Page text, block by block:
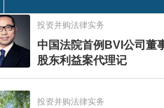
投资并购法律实务
中国法院首例BVI公司董
股东利益案代理记
投资并购法律实务